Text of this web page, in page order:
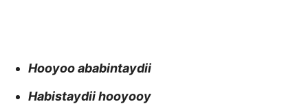
Hooyoo ababintaydii
Habistaydii hooyooy